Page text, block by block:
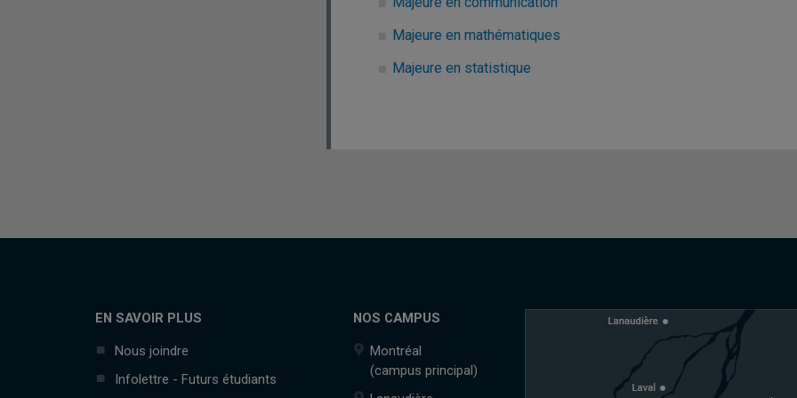
Majeure en mathématiques
Majeure en statistique
EN SAVOIR PLUS
Nous joindre
Infolettre - Futurs étudiants
NOS CAMPUS
Montréal
(campus principal)